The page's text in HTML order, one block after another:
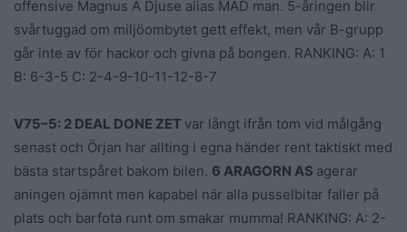
offensive Magnus A Djuse alias MAD man. 5-åringen blir
svårtuggad om miljöombytet gett effekt, men vår B-grupp
går inte av för hackor och givna på bongen. RANKING: A: 1
B: 6-3-5 C: 2-4-9-10-11-12-8-7
V75–5: 2 DEAL DONE ZET var långt ifrån tom vid målgång
senast och Örjan har allting i egna händer rent taktiskt med
bästa startspåret bakom bilen. 6 ARAGORN AS agerar
aningen ojämnt men kapabel när alla pusselbitar faller på
plats och barfota runt om smakar mumma! RANKING: A: 2-